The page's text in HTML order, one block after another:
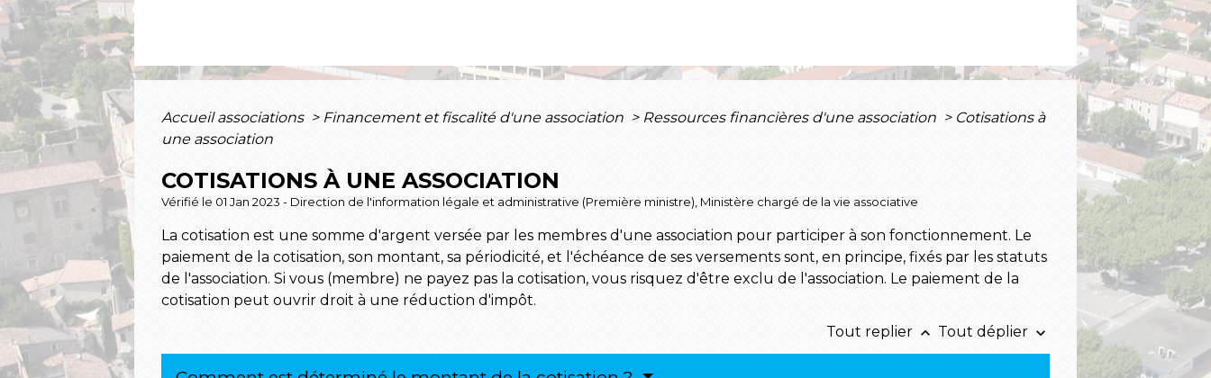
Accueil associations > Financement et fiscalité d'une association > Ressources financières d'une association > Cotisations à
une association
COTISATIONS À UNE ASSOCIATION
Vérifié le 01 Jan 2023 - Direction de l'information légale et administrative (Première ministre), Ministère chargé de la vie associative
La cotisation est une somme d'argent versée par les membres d'une association pour participer à son fonctionnement. Le
paiement de la cotisation, son montant, sa périodicité, et l'échéance de ses versements sont, en principe, fixés par les statuts
de l'association. Si vous (membre) ne payez pas la cotisation, vous risquez d'être exclu de l'association. Le paiement de la
cotisation peut ouvrir droit à une réduction d'impôt.
Tout replier keyboard_arrow_up Tout déplier keyboard_arrow_down